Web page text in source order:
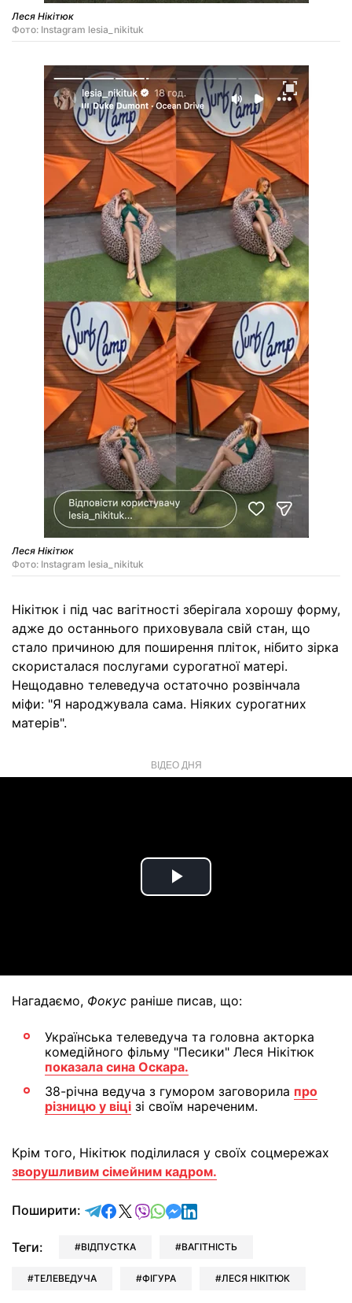
Леся Нікітюк
Фото: Instagram lesia_nikituk
Леся Нікітюк
Фото: Instagram lesia_nikituk
Нікітюк і під час вагітності зберігала хорошу форму,
адже до останнього приховувала свій стан, що
стало причиною для поширення пліток, нібито зірка
скористалася послугами сурогатної матері.
Нещодавно телеведуча остаточно розвінчала
міфи: "Я народжувала сама. Ніяких сурогатних
матерів".
ВІДЕО ДНЯ
Play
Нагадаємо, Фокус раніше писав, що:
Українська телеведуча та головна акторка
комедійного фільму "Песики" Леся Нікітюк
показала сина Оскара.
38-річна ведуча з гумором заговорила про
різницю у віці зі своїм нареченим.
Крім того, Нікітюк поділилася у своїх соцмережах
зворушливим сімейним кадром.
Поширити: відправити у Telegram
поділитись у Facebook
поділитись у X
відправити у Viber
відправити у Whatsapp
відправити у Messenger
відправити у LinkedIn
Теги: ВІДПУСТКА ВАГІТНІСТЬ
ТЕЛЕВЕДУЧА ФІГУРА ЛЕСЯ НІКІТЮК